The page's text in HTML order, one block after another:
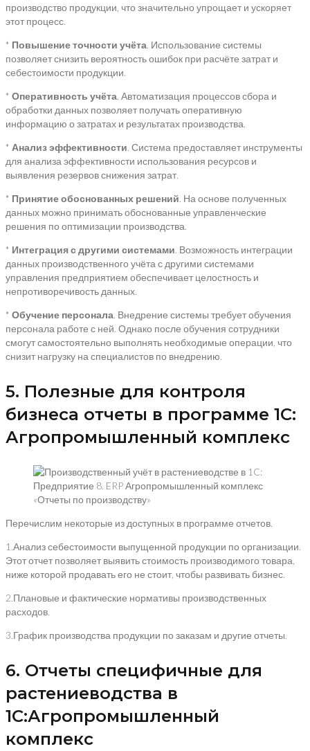
производство продукции, что значительно упрощает и ускоряет
этот процесс.
* Повышение точности учёта. Использование системы
позволяет снизить вероятность ошибок при расчёте затрат и
себестоимости продукции.
* Оперативность учёта. Автоматизация процессов сбора и
обработки данных позволяет получать оперативную
информацию о затратах и результатах производства.
* Анализ эффективности. Система предоставляет инструменты
для анализа эффективности использования ресурсов и
выявления резервов снижения затрат.
* Принятие обоснованных решений. На основе полученных
данных можно принимать обоснованные управленческие
решения по оптимизации производства.
* Интеграция с другими системами. Возможность интеграции
данных производственного учёта с другими системами
управления предприятием обеспечивает целостность и
непротиворечивость данных.
* Обучение персонала. Внедрение системы требует обучения
персонала работе с ней. Однако после обучения сотрудники
смогут самостоятельно выполнять необходимые операции, что
снизит нагрузку на специалистов по внедрению.
5. Полезные для контроля
бизнеса отчеты в программе 1С:
Агропромышленный комплекс
«Отчеты по производству»
Перечислим некоторые из доступных в программе отчетов.
1.Анализ себестоимости выпущенной продукции по организации.
Этот отчет позволяет выявить стоимость производимого товара,
ниже которой продавать его не стоит, чтобы развивать бизнес.
2.Плановые и фактические нормативы производственных
расходов.
3.График производства продукции по заказам и другие отчеты.
6. Отчеты специфичные для
растениеводства в
1С:Агропромышленный
комплекс